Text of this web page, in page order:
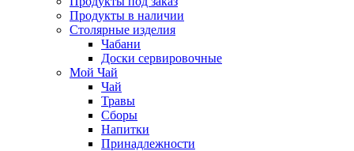
Продукты в наличии
Столярные изделия
Чабани
Доски сервировочные
Мой Чай
Чай
Травы
Сборы
Напитки
Принадлежности